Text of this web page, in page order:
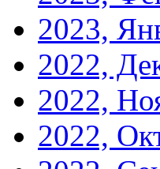
2023,
2022,
2022,
2022,